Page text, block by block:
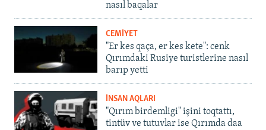
nasıl baqalar
CEMİYET
"Er kes qaça, er kes kete": cenk
Qırımdaki Rusiye turistlerine nasıl
barıp yetti
İNSAN AQLARI
"Qırım birdemligi" işini toqtattı,
tintüv ve tutuvlar ise Qırımda daa